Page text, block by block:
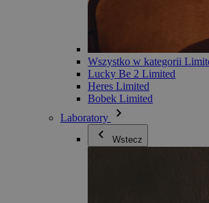
Wszystko w kategorii
Lucky Be 2 Limited
Heres Limited
Bobek Limited
Laboratory
Wstecz